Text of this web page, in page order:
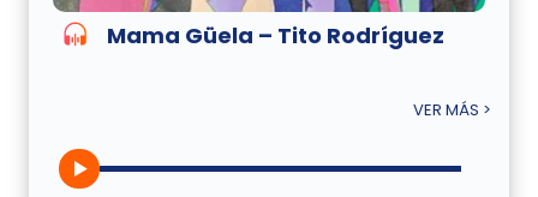
Mama Güela – Tito Rodríguez
VER MÁS >